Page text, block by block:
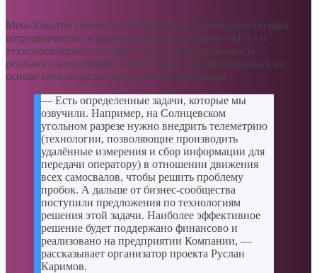
Meta-Хакатон предполагает открытое и свободное онлайн
сотрудничество, в данном случае, экспертов «ВГК» и
технологического сообщества для формирования и
реального воплощения бизнес-идей, сформированных на
основе производственных данных Компании.
— Есть определенные задачи, которые мы
озвучили. Например, на Солнцевском
угольном разрезе нужно внедрить телеметрию
(технологии, позволяющие производить
удалённые измерения и сбор информации для
передачи оператору) в отношении движения
всех самосвалов, чтобы решить проблему
пробок. А дальше от бизнес-сообщества
поступили предложения по технологиям
решения этой задачи. Наиболее эффективное
решение будет поддержано финансово и
реализовано на предприятии Компании, —
рассказывает организатор проекта Руслан
Каримов.